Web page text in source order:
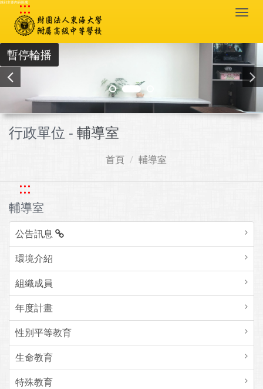
跳到主要內容區塊
:::
暫停輪播
行政單位 - 輔導室
首頁 輔導室
:::
輔導室
公告訊息
環境介紹
組織成員
年度計畫
性別平等教育
生命教育
特殊教育